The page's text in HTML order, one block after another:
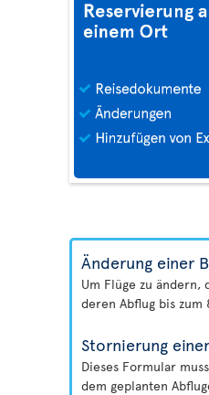
Änderung einer
Um Flüge zu
deren Abflug bis
Stornierung
Dieses Formular
dem geplanten